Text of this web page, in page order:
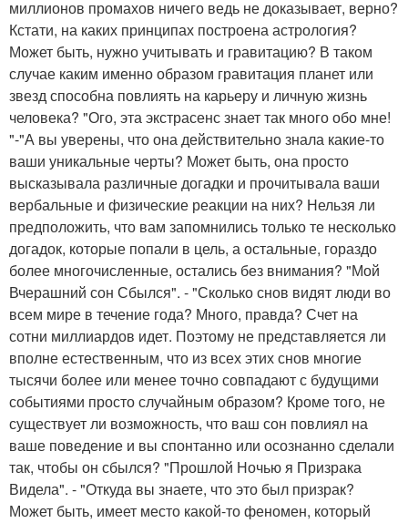
миллионов промахов ничего ведь не доказывает, верно?
Кстати, на каких принципах построена астрология?
Может быть, нужно учитывать и гравитацию? В таком
случае каким именно образом гравитация планет или
звезд способна повлиять на карьеру и личную жизнь
человека? "Ого, эта экстрасенс знает так много обо мне!
"-"А вы уверены, что она действительно знала какие-то
ваши уникальные черты? Может быть, она просто
высказывала различные догадки и прочитывала ваши
вербальные и физические реакции на них? Нельзя ли
предположить, что вам запомнились только те несколько
догадок, которые попали в цель, а остальные, гораздо
более многочисленные, остались без внимания? "Мой
Вчерашний сон Сбылся". - "Сколько снов видят люди во
всем мире в течение года? Много, правда? Счет на
сотни миллиардов идет. Поэтому не представляется ли
вполне естественным, что из всех этих снов многие
тысячи более или менее точно совпадают с будущими
событиями просто случайным образом? Кроме того, не
существует ли возможность, что ваш сон повлиял на
ваше поведение и вы спонтанно или осознанно сделали
так, чтобы он сбылся? "Прошлой Ночью я Призрака
Видела". - "Откуда вы знаете, что это был призрак?
Может быть, имеет место какой-то феномен, который